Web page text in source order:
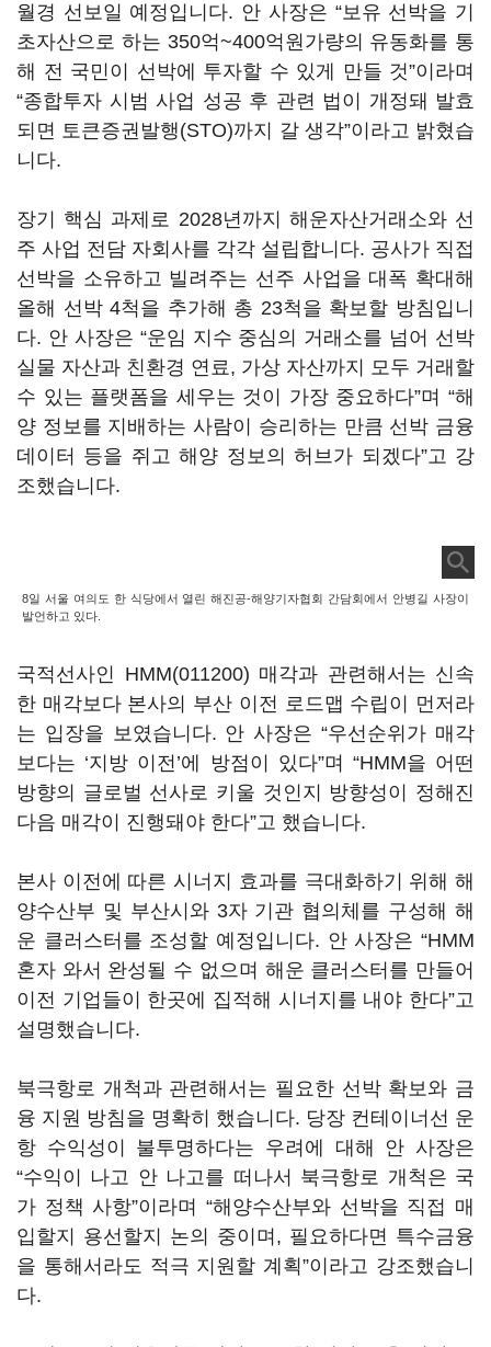
월경 선보일 예정입니다. 안 사장은 “보유 선박을 기
초자산으로 하는 350억~400억원가량의 유동화를 통
해 전 국민이 선박에 투자할 수 있게 만들 것”이라며
“종합투자 시범 사업 성공 후 관련 법이 개정돼 발효
되면 토큰증권발행(STO)까지 갈 생각”이라고 밝혔습
니다.
장기 핵심 과제로 2028년까지 해운자산거래소와 선
주 사업 전담 자회사를 각각 설립합니다. 공사가 직접
선박을 소유하고 빌려주는 선주 사업을 대폭 확대해
올해 선박 4척을 추가해 총 23척을 확보할 방침입니
다. 안 사장은 “운임 지수 중심의 거래소를 넘어 선박
실물 자산과 친환경 연료, 가상 자산까지 모두 거래할
수 있는 플랫폼을 세우는 것이 가장 중요하다”며 “해
양 정보를 지배하는 사람이 승리하는 만큼 선박 금융
데이터 등을 쥐고 해양 정보의 허브가 되겠다”고 강
조했습니다.
8일 서울 여의도 한 식당에서 열린 해진공-해양기자협회 간담회에서 안병길 사장이
발언하고 있다.
국적선사인 HMM(011200) 매각과 관련해서는 신속
한 매각보다 본사의 부산 이전 로드맵 수립이 먼저라
는 입장을 보였습니다. 안 사장은 “우선순위가 매각
보다는 ‘지방 이전’에 방점이 있다”며 “HMM을 어떤
방향의 글로벌 선사로 키울 것인지 방향성이 정해진
다음 매각이 진행돼야 한다”고 했습니다.
본사 이전에 따른 시너지 효과를 극대화하기 위해 해
양수산부 및 부산시와 3자 기관 협의체를 구성해 해
운 클러스터를 조성할 예정입니다. 안 사장은 “HMM
혼자 와서 완성될 수 없으며 해운 클러스터를 만들어
이전 기업들이 한곳에 집적해 시너지를 내야 한다”고
설명했습니다.
북극항로 개척과 관련해서는 필요한 선박 확보와 금
융 지원 방침을 명확히 했습니다. 당장 컨테이너선 운
항 수익성이 불투명하다는 우려에 대해 안 사장은
“수익이 나고 안 나고를 떠나서 북극항로 개척은 국
가 정책 사항”이라며 “해양수산부와 선박을 직접 매
입할지 용선할지 논의 중이며, 필요하다면 특수금융
을 통해서라도 적극 지원할 계획”이라고 강조했습니
다.